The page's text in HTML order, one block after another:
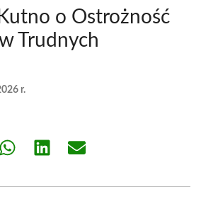
o Ostrożność
Trudnych
r.
Share Share Share